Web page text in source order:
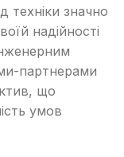
техніки значно
надійності
партнерами
що
умов